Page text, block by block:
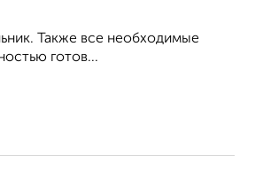
Также все необходимые
готов...